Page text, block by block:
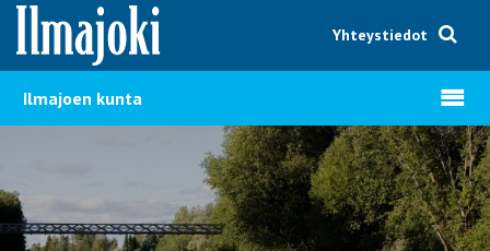
Hyppää sisältöön
Yhteystiedot
Ilmajoen kunta Avaa